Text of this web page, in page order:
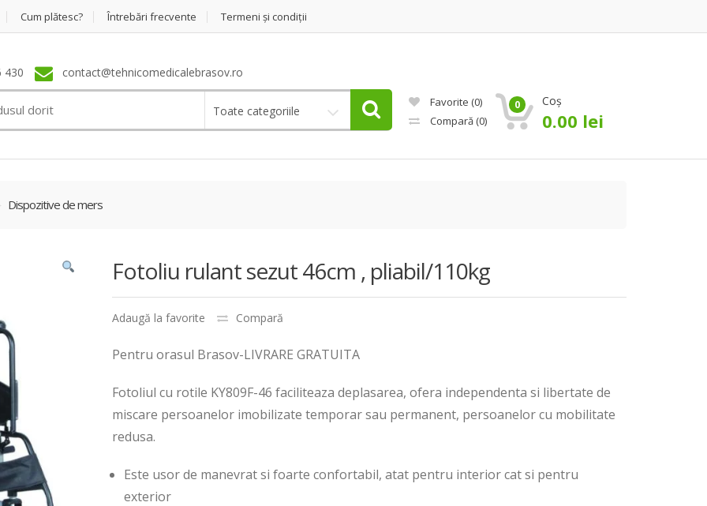
Cum plătesc? Întrebări frecvente Termeni şi condiţii
430 contact@tehnicomedicalebrasov.ro
Toate categoriile
Favorite (0)
Compară (0)
0 Coș
0.00 lei
Dispozitive de mers
Fotoliu rulant sezut 46cm , pliabil/110kg
Adaugă la favorite Compară
Pentru orasul Brasov-LIVRARE GRATUITA
Fotoliul cu rotile KY809F-46 faciliteaza deplasarea, ofera independenta si libertate de
miscare persoanelor imobilizate temporar sau permanent, persoanelor cu mobilitate
redusa.
Este usor de manevrat si foarte confortabil, atat pentru interior cat si pentru
exterior